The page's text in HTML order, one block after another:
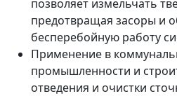
позволяет измельчать
предотвращая засоры и
бесперебойную работу
Применение в
промышленности и
отведения и очистки